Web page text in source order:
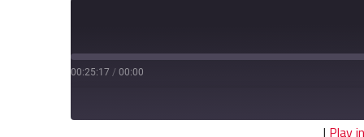
00:00
/
00:25:17
| Play